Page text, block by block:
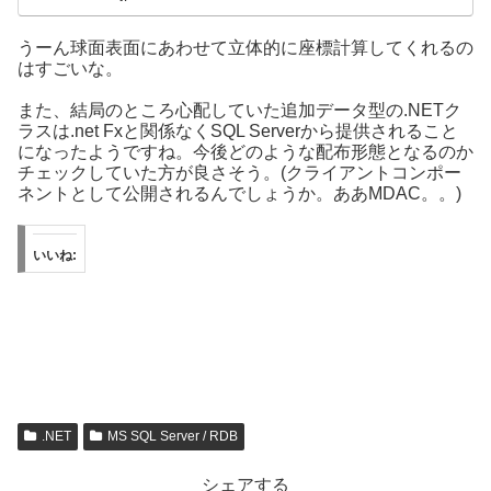
うーん球面表面にあわせて立体的に座標計算してくれるの
はすごいな。
また、結局のところ心配していた追加データ型の.NETク
ラスは.net Fxと関係なくSQL Serverから提供されること
になったようですね。今後どのような配布形態となるのか
チェックしていた方が良さそう。(クライアントコンポー
ネントとして公開されるんでしょうか。ああMDAC。。)
いいね:
.NET MS SQL Server / RDB
シェアする